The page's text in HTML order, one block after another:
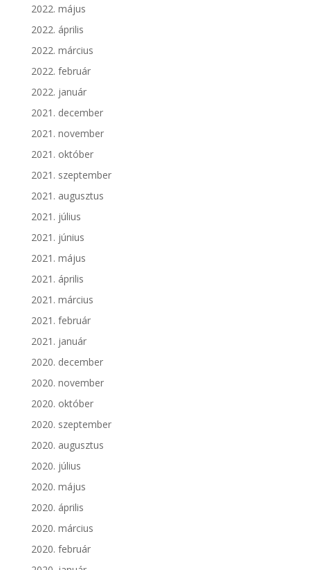
2022. május
2022. április
2022. március
2022. február
2022. január
2021. december
2021. november
2021. október
2021. szeptember
2021. augusztus
2021. július
2021. június
2021. május
2021. április
2021. március
2021. február
2021. január
2020. december
2020. november
2020. október
2020. szeptember
2020. augusztus
2020. július
2020. május
2020. április
2020. március
2020. február